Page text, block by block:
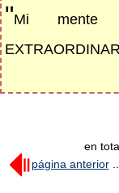
"Mi
en
página anterior...